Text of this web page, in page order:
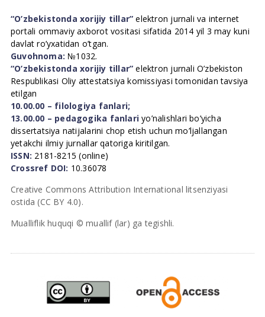
“O’zbekistonda xorijiy tillar” elektron jurnali va internet
portali ommaviy axborot vositasi sifatida 2014 yil 3 may kuni
davlat ro’yxatidan o’tgan.
Guvohnoma: №1032.
“O’zbekistonda xorijiy tillar” elektron jurnali O’zbekiston
Respublikasi Oliy attestatsiya komissiyasi tomonidan tavsiya
etilgan
10.00.00 – filologiya fanlari;
13.00.00 – pedagogika fanlari yo’nalishlari bo’yicha
dissertatsiya natijalarini chop etish uchun mo’ljallangan
yetakchi ilmiy jurnallar qatoriga kiritilgan.
ISSN: 2181-8215 (online)
Crossref DOI: 10.36078
Creative Commons Attribution International litsenziyasi
ostida (CC BY 4.0).
Mualliflik huquqi © muallif (lar) ga tegishli.